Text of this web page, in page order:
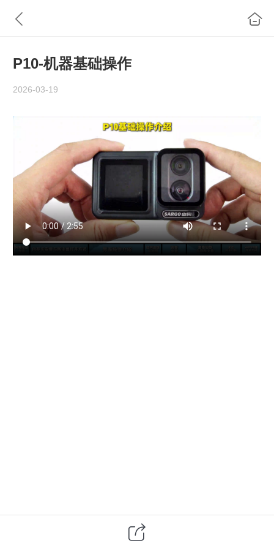
P10-机器基础操作
2026-03-19